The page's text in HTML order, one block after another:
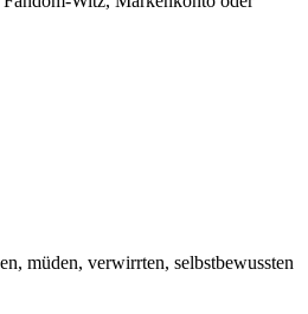
müden, verwirrten, selbstbewussten